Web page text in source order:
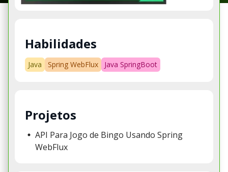
Habilidades
Java Spring WebFlux Java SpringBoot
Projetos
API Para Jogo de Bingo Usando Spring
WebFlux